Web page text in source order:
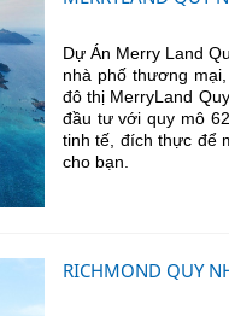
Dự Án Merry Land
nhà phố thương
đô thị MerryLand
đầu tư với quy mô
tinh tế, đích thực để
cho bạn.
RICHMOND QUY